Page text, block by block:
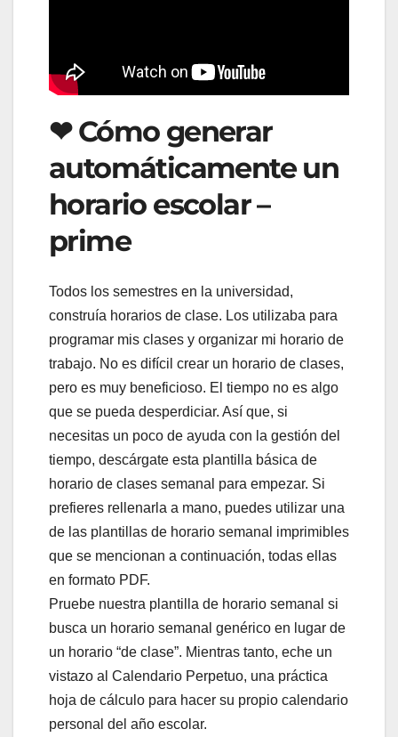
❤ Cómo generar
automáticamente un
horario escolar –
prime
Todos los semestres en la universidad,
construía horarios de clase. Los utilizaba para
programar mis clases y organizar mi horario de
trabajo. No es difícil crear un horario de clases,
pero es muy beneficioso. El tiempo no es algo
que se pueda desperdiciar. Así que, si
necesitas un poco de ayuda con la gestión del
tiempo, descárgate esta plantilla básica de
horario de clases semanal para empezar. Si
prefieres rellenarla a mano, puedes utilizar una
de las plantillas de horario semanal imprimibles
que se mencionan a continuación, todas ellas
en formato PDF.
Pruebe nuestra plantilla de horario semanal si
busca un horario semanal genérico en lugar de
un horario “de clase”. Mientras tanto, eche un
vistazo al Calendario Perpetuo, una práctica
hoja de cálculo para hacer su propio calendario
personal del año escolar.